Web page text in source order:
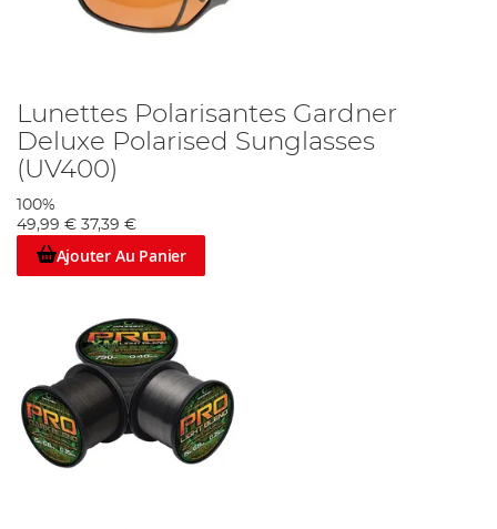
Lunettes Polarisantes Gardner
Deluxe Polarised Sunglasses
(UV400)
100%
49,99 € 37,39 €
Ajouter Au Panier